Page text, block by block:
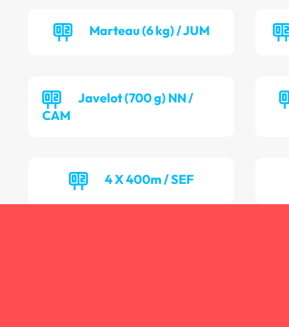
Marteau (6 kg) / JUM
Javelot (700 g) NN /
CAM
4 X 400m / SEF